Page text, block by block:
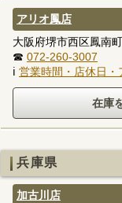
アリオ鳳店
大阪府堺市西区鳳南
☎ 072-260-3007
ℹ 営業時間・店休日・
兵庫県
加古川店